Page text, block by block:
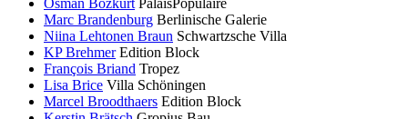
Marc Brandenburg Berlinische Galerie
Niina Lehtonen Braun Schwartzsche Villa
KP Brehmer Edition Block
François Briand Tropez
Lisa Brice Villa Schöningen
Marcel Broodthaers Edition Block